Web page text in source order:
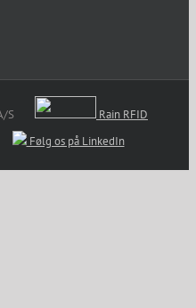
S
Rain RFID
Følg os på LinkedIn